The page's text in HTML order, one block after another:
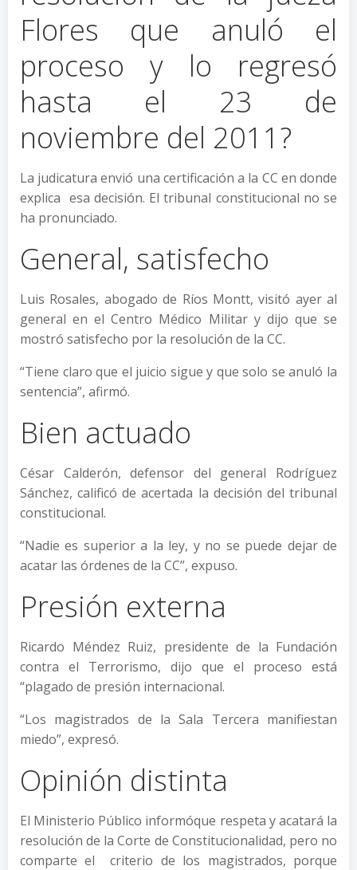
Flores que anuló el
proceso y lo regresó
hasta el 23 de
noviembre del 2011?
La judicatura envió una certificación a la CC en donde
explica esa decisión. El tribunal constitucional no se
ha pronunciado.
General, satisfecho
Luis Rosales, abogado de Ríos Montt, visitó ayer al
general en el Centro Médico Militar y dijo que se
mostró satisfecho por la resolución de la CC.
“Tiene claro que el juicio sigue y que solo se anuló la
sentencia”, afirmó.
Bien actuado
César Calderón, defensor del general Rodríguez
Sánchez, calificó de acertada la decisión del tribunal
constitucional.
“Nadie es superior a la ley, y no se puede dejar de
acatar las órdenes de la CC”, expuso.
Presión externa
Ricardo Méndez Ruiz, presidente de la Fundación
contra el Terrorismo, dijo que el proceso está
“plagado de presión internacional.
“Los magistrados de la Sala Tercera manifiestan
miedo”, expresó.
Opinión distinta
El Ministerio Público informóque respeta y acatará la
resolución de la Corte de Constitucionalidad, pero no
comparte el criterio de los magistrados, porque